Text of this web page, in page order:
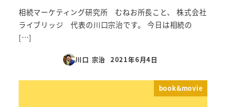
相続マーケティング研究所 むねお所長こと、 株式会社
ライブリッジ 代表の川口宗治です。 今日は相続の
[…]
川口 宗治
投稿日
2021年6月4日
book&movie